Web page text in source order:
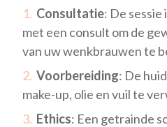
Consultatie: De
met een consult om de
van uw wenkbrauwen te
Voorbereiding: De
make-up, olie en vuil te
Ethics: Een getrainde